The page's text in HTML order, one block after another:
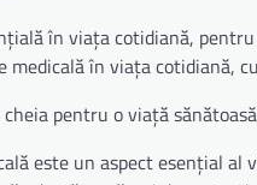
în viața cotidiană,
medicală în viața cotidiană,
pentru o viață
este un aspect esențial